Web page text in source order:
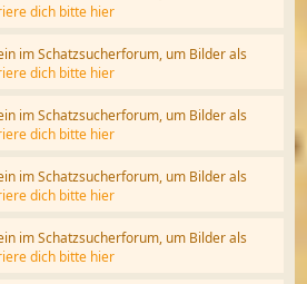
dich bitte hier
im Schatzsucherforum, um Bilder als
dich bitte hier
im Schatzsucherforum, um Bilder als
dich bitte hier
im Schatzsucherforum, um Bilder als
dich bitte hier
im Schatzsucherforum, um Bilder als
dich bitte hier